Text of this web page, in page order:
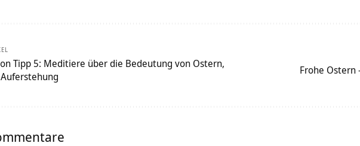
Tipp 5: Meditiere über die Bedeutung von Ostern,
Frohe Ostern